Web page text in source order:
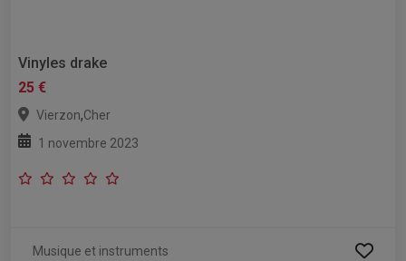
Vinyles drake
25 €
Vierzon,Cher
1 novembre 2023
Musique et instruments